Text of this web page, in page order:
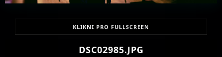
KLIKNI PRO FULLSCREEN
DSC02985.JPG